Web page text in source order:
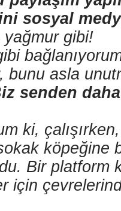
sosyal
yağmur gibi!
bunu asla
senden
ki,
köpeğine
Bir platform
için